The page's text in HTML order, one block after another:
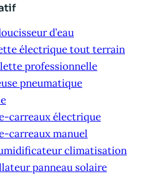
d’eau
électrique tout terrain
professionnelle
pneumatique
carreaux électrique
carreaux manuel
climatisation
panneau solaire